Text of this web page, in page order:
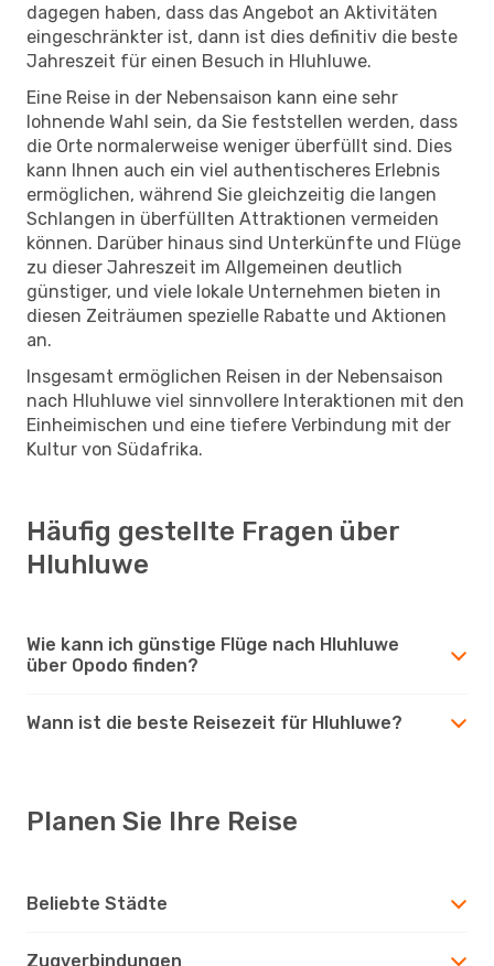
dagegen haben, dass das Angebot an Aktivitäten
eingeschränkter ist, dann ist dies definitiv die beste
Jahreszeit für einen Besuch in Hluhluwe.
Eine Reise in der Nebensaison kann eine sehr
lohnende Wahl sein, da Sie feststellen werden, dass
die Orte normalerweise weniger überfüllt sind. Dies
kann Ihnen auch ein viel authentischeres Erlebnis
ermöglichen, während Sie gleichzeitig die langen
Schlangen in überfüllten Attraktionen vermeiden
können. Darüber hinaus sind Unterkünfte und Flüge
zu dieser Jahreszeit im Allgemeinen deutlich
günstiger, und viele lokale Unternehmen bieten in
diesen Zeiträumen spezielle Rabatte und Aktionen
an.
Insgesamt ermöglichen Reisen in der Nebensaison
nach Hluhluwe viel sinnvollere Interaktionen mit den
Einheimischen und eine tiefere Verbindung mit der
Kultur von Südafrika.
Häufig gestellte Fragen über
Hluhluwe
Wie kann ich günstige Flüge nach Hluhluwe
über Opodo finden?
Wann ist die beste Reisezeit für Hluhluwe?
Planen Sie Ihre Reise
Beliebte Städte
Zugverbindungen